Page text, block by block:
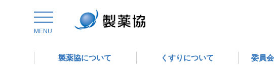
MENU
製薬協について くすりについて 委員
トップ 委員会からの情報発信